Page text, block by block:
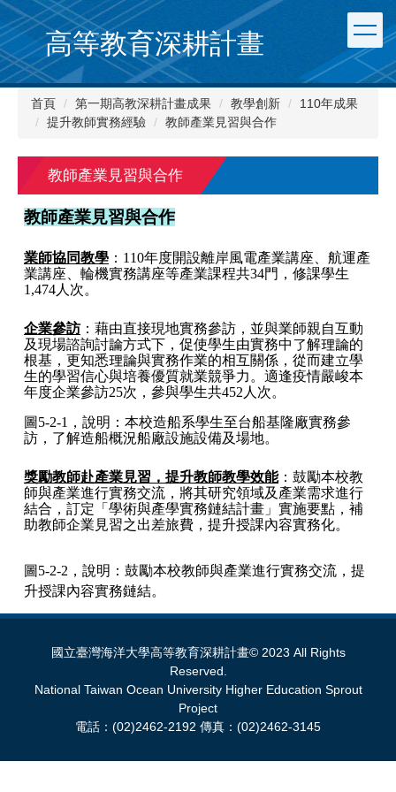
跳
到
主
要
內
高等教育深耕計畫
首頁 第一期高教深耕計畫成果 教學創新
110年成果
提升教師實務經驗
教師產業見習與合作
教師產業見習與合作
教師產業見習與合作
業師協同教學 ：110年度開設離岸風電產業講座、航運產
業講座、輪機實務講座等產業課程共34門，修課學生
1,474人次。
企業參訪 ：藉由直接現地實務參訪，並與業師親自互動
及現場諮詢討論方式下，促使學生由實務中了解理論的
根基，更知悉理論與實務作業的相互關係，從而建立學
生的學習信心與培養優質就業競爭力。適逢疫情嚴峻本
年度企業參訪25次，參與學生共452人次。
圖5-2-1，說明：本校造船系學生至台船基隆廠實務參
訪，了解造船概況船廠設施設備及場地。
獎勵教師赴產業見習，提升教師教學效能：鼓勵本校教
師與產業進行實務交流，將其研究領域及產業需求進行
結合，訂定「學術與產學實務鏈結計畫」實施要點，補
助教師企業見習之出差旅費，提升授課內容實務化。
圖5-2-2，說明：鼓勵本校教師與產業進行實務交流，提
升授課內容實務鏈結。
國立臺灣海洋大學高等教育深耕計畫© 2023 All Rights
Reserved.
National Taiwan Ocean University Higher Education Sprout
Project
電話：(02)2462-2192 傳真：(02)2462-3145